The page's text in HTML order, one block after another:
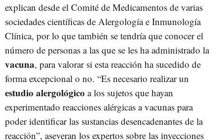
explican desde el Comité de Medicamentos de varias
sociedades científicas de Alergología e Inmunología
Clínica, por lo que también se tendría que conocer el
número de personas a las que se les ha administrado la
vacuna, para valorar si esta reacción ha sucedido de
forma excepcional o no. “Es necesario realizar un
estudio alergológico a los sujetos que hayan
experimentado reacciones alérgicas a vacunas para
poder identificar las sustancias desencadenantes de la
reacción”, aseveran los expertos sobre las inyecciones